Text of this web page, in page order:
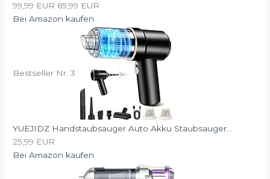
99,99 EUR 69,99 EUR
Bei Amazon kaufen
Bestseller Nr. 3
YUEJIDZ Handstaubsauger Auto Akku Staubsauger...
25,99 EUR
Bei Amazon kaufen